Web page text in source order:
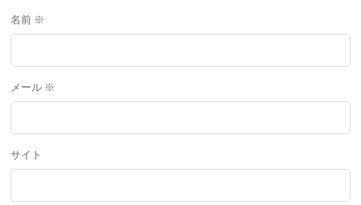
名前 ※
メール ※
サイト